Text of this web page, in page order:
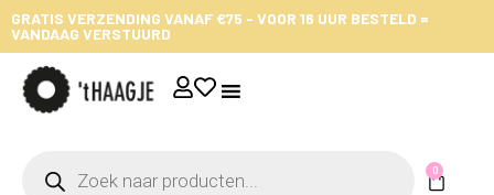
GRATIS VERZENDING VANAF €75 - VOOR 16 UUR BESTELD =
VANDAAG VERSTUURD
0